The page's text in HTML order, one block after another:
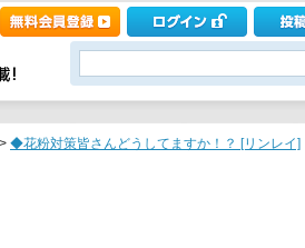
> ◆花粉対策皆さんどうしてますか！？ [リンレイ]